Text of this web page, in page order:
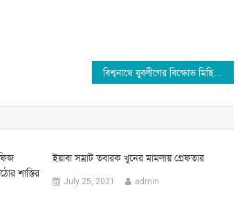
বিশ্বনাথে যুবলীগের বিক্ষোভ মিছিল
শাস্তির
ইয়াবা সম্রাট তবারক খুনের মামলায় গ্রেফতার
July 25, 2021 admin